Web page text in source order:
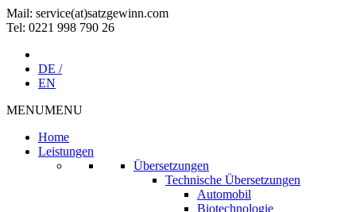
Mail: service(at)satz­gewinn.com
Tel: 0221 998 790 26
DE /
EN
MENUMENU
Home
Leistungen
Übersetzungen
Technische Übersetzungen
Automobil
Biotechnologie